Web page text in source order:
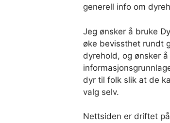
generell info om
Jeg ønsker å bruke
øke bevissthet rundt
dyrehold, og ønsker å
dyr til folk slik at de
valg selv.
Nettsiden er driftet